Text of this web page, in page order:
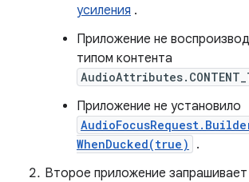
усиления .
Приложение не
типом контента
Приложение не установило
WhenDucked(true)
.
Второе приложение запрашивает